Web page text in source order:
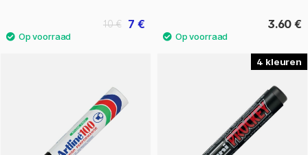
7 €
10 € 3.60 €
4